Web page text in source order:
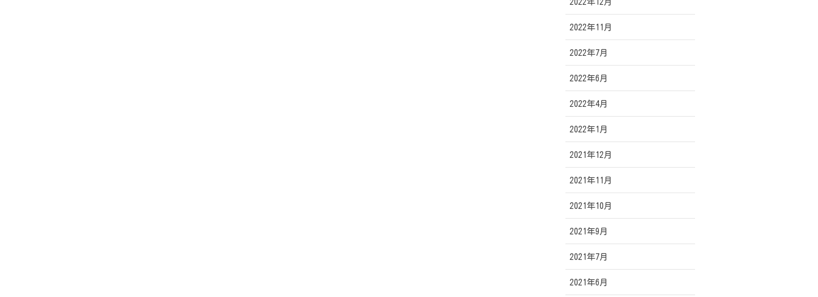
2022年11月
2022年7月
2022年6月
2022年4月
2022年1月
2021年12月
2021年11月
2021年10月
2021年9月
2021年7月
2021年6月